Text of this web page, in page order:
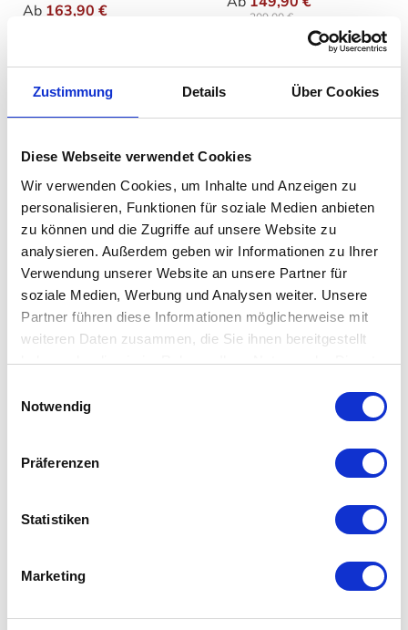
Zustimmung Details Über Cookies
Diese Webseite verwendet Cookies
Wir verwenden Cookies, um Inhalte und Anzeigen zu
personalisieren, Funktionen für soziale Medien anbieten
zu können und die Zugriffe auf unsere Website zu
analysieren. Außerdem geben wir Informationen zu Ihrer
Verwendung unserer Website an unsere Partner für
soziale Medien, Werbung und Analysen weiter. Unsere
Partner führen diese Informationen möglicherweise mit
weiteren Daten zusammen, die Sie ihnen bereitgestellt
haben oder die sie im Rahmen Ihrer Nutzung der Dienste
Datenschutzerklärung
Notwendig
Präferenzen
Statistiken
Marketing
Ab 163,90 € 209,00 €
SMEG - Toaster TSF03
174,90 €
229,00 €
Farbeauswählen
SMEG - Toaster TSF03
mit Brötchen-
Röstaufsatz
Farbeauswählen
SMEG - Toaster Dolce
SMEG - Toaster Dolce